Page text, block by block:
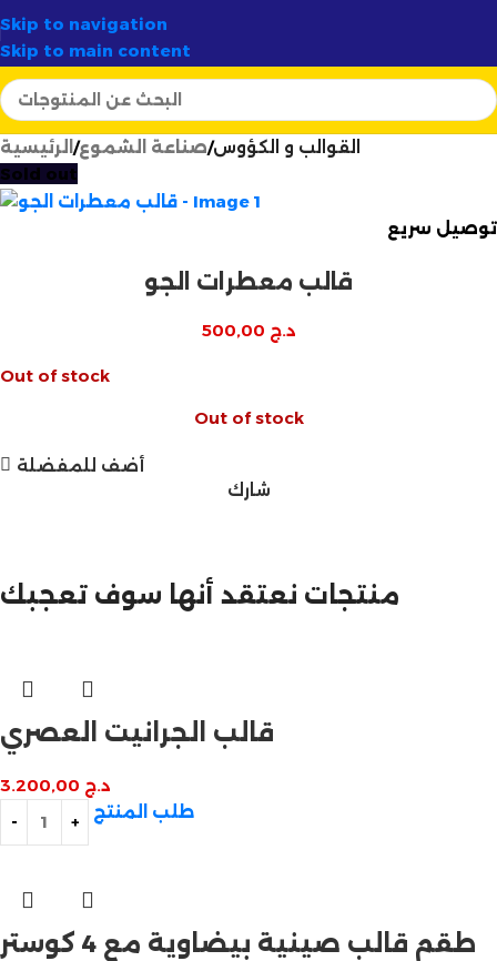
Skip to navigation
Skip to main content
الوجهة الأولى لصناع الشموع في الجزائر
الرئيسية صناعة الشموع القوالب و الكؤوس
Sold out
توصيل سريع
قالب معطرات الجو
د.ج
Out of stock
Out of stock
أضف للمفضلة
شارك
تخفيضات نهاية السنة
منتجات نعتقد أنها سوف تعجبك
قالب الجرانيت العصري
د.ج
طلب المنتج
طقم قالب صينية بيضاوية مع 4 كوستر